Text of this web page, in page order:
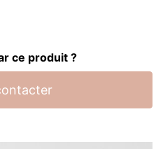
ce produit ?